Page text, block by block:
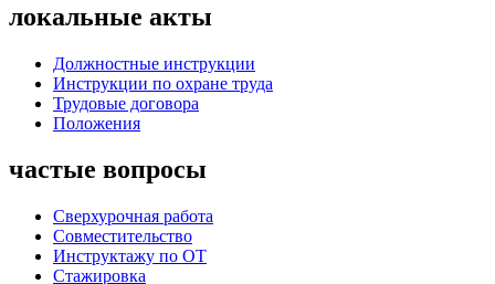
локальные акты
Должностные инструкции
Инструкции по охране труда
Трудовые договора
Положения
частые вопросы
Сверхурочная работа
Совместительство
Инструктажу по ОТ
Стажировка